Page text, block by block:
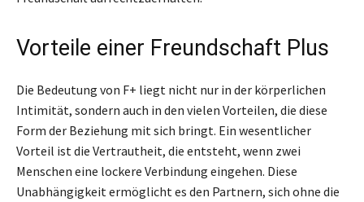
Vorteile einer Freundschaft Plus
Die Bedeutung von F+ liegt nicht nur in der körperlichen
Intimität, sondern auch in den vielen Vorteilen, die diese
Form der Beziehung mit sich bringt. Ein wesentlicher
Vorteil ist die Vertrautheit, die entsteht, wenn zwei
Menschen eine lockere Verbindung eingehen. Diese
Unabhängigkeit ermöglicht es den Partnern, sich ohne die